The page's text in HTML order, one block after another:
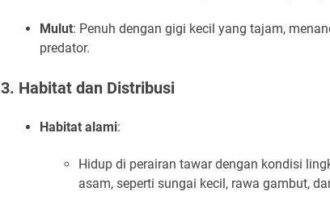
Mulut: Penuh dengan gigi kecil yang tajam,
predator.
3. Habitat dan Distribusi
Habitat alami:
Hidup di perairan tawar dengan kondisi
asam, seperti sungai kecil, rawa gambut,